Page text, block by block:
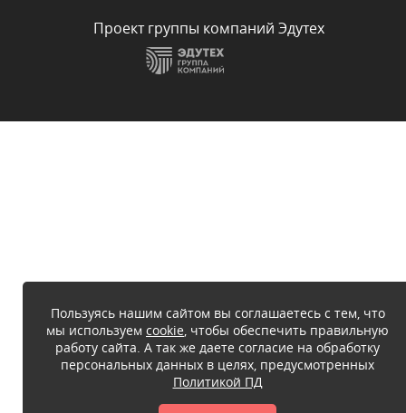
Проект группы компаний Эдутех
Пользуясь нашим сайтом вы соглашаетесь с тем, что
мы используем cookie, чтобы обеспечить правильную
работу сайта. А так же даете согласие на обработку
персональных данных в целях, предусмотренных
Политикой ПД